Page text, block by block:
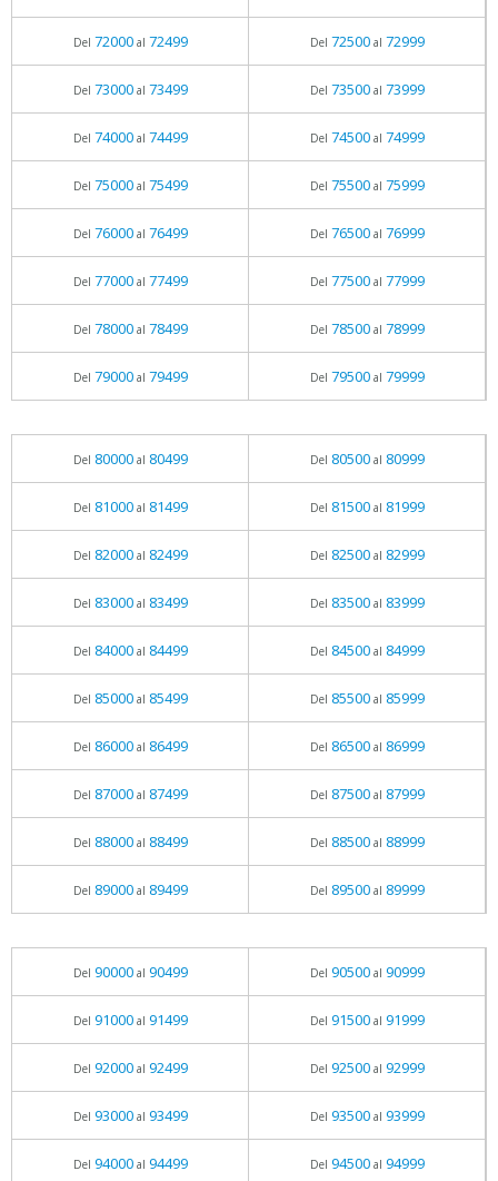
Del 72000al 72499 Del 72500al 72999
Del 73000al 73499 Del 73500al 73999
Del 74000al 74499 Del 74500al 74999
Del 75000al 75499 Del 75500al 75999
Del 76000al 76499 Del 76500al 76999
Del 77000al 77499 Del 77500al 77999
Del 78000al 78499 Del 78500al 78999
Del 79000al 79499 Del 79500al 79999
Del 80000al 80499 Del 80500al 80999
Del 81000al 81499 Del 81500al 81999
Del 82000al 82499 Del 82500al 82999
Del 83000al 83499 Del 83500al 83999
Del 84000al 84499 Del 84500al 84999
Del 85000al 85499 Del 85500al 85999
Del 86000al 86499 Del 86500al 86999
Del 87000al 87499 Del 87500al 87999
Del 88000al 88499 Del 88500al 88999
Del 89000al 89499 Del 89500al 89999
Del 90000al 90499 Del 90500al 90999
Del 91000al 91499 Del 91500al 91999
Del 92000al 92499 Del 92500al 92999
Del 93000al 93499 Del 93500al 93999
Del 94000al 94499 Del 94500al 94999